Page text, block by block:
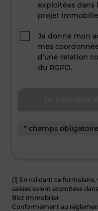
exploitées dans
projet
Je donne mon
mes
d’une relation
du RGPD.
* champs
(1) En validant ce
saisies soient exploitées
Blot Immobilier.
Conformément au